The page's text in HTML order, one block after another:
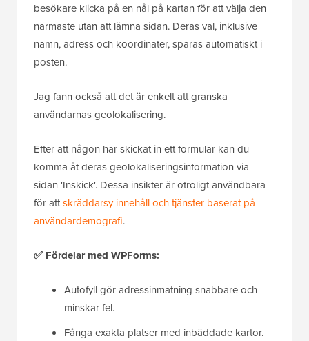
besökare klicka på en nål på kartan för att välja den
närmaste utan att lämna sidan. Deras val, inklusive
namn, adress och koordinater, sparas automatiskt i
posten.
Jag fann också att det är enkelt att granska
användarnas geolokalisering.
Efter att någon har skickat in ett formulär kan du
komma åt deras geolokaliseringsinformation via
sidan 'Inskick'. Dessa insikter är otroligt användbara
för attskräddarsy innehåll och tjänster baserat på
användardemografi.
✅ Fördelar med WPForms:
Autofyll gör adressinmatning snabbare och
minskar fel.
Fånga exakta platser med inbäddade kartor.